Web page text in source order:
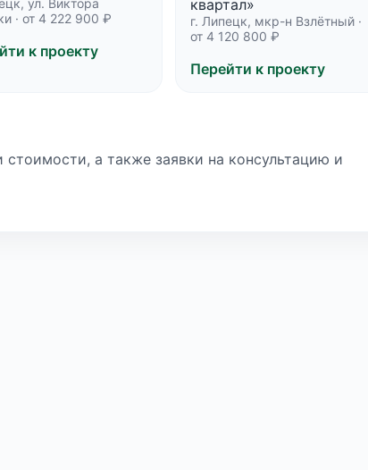
ул. Виктора
· от 4 222 900 ₽
к проекту
квартал»
г. Липецк, мкр-н Взлётный ·
от 4 120 800 ₽
Перейти к проекту
а также заявки на консультацию и